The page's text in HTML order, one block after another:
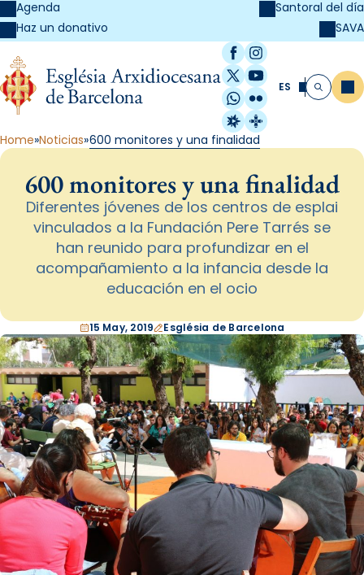
Agenda
Haz un donativo
Santoral del día
SAVA
Facebook
Instagram
X / Twitter
YouTube
WhatsApp
Flickr
Radio Estel
Catalunya
ES Buscar
Home Noticias 600 monitores y una finalidad
600 monitores y una finalidad
Diferentes jóvenes de los centros de esplai
vinculados a la Fundación Pere Tarrés se
han reunido para profundizar en el
acompañamiento a la infancia desde la
educación en el ocio
15 May, 2019 Església de Barcelona